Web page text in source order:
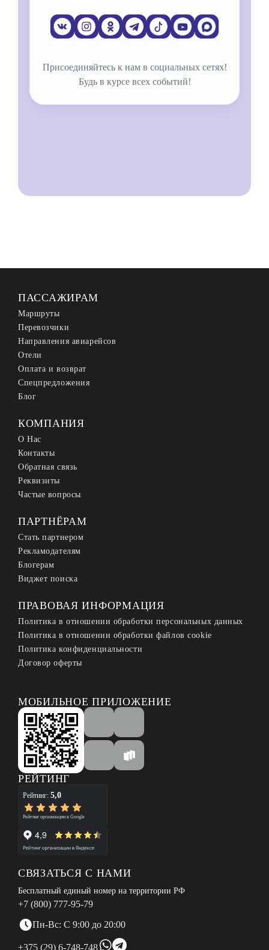
Присоединяйтесь к нам в социальных сетях!
Будь в курсе всех событий!
ПАССАЖИРАМ
Маршруты
Перевозчики
Направления авиарейсов
Отели
Оплата и возврат
Спецпредложения
Блог
КОМПАНИЯ
О Нас
Контакты
Обратная связь
Реквизиты
Частые вопросы
ПАРТНЁРАМ
Стать партнером
Рекламодателям
Блогерам
Виджет поиска
ПРАВОВАЯ ИНФОРМАЦИЯ
Политика в отношении обработки персональных данных
Политика в отношении обработки файлов cookie
Политика конфиденциальности
Договор оферты
МОБИЛЬНОЕ ПРИЛОЖЕНИЕ
РЕЙТИНГ
Рейтинг: 5,0
Рейтинг организации в Google
СВЯЗАТЬСЯ С НАМИ
Бесплатный единый номер на территории РФ
+7 (800) 777-95-79
Пн-Вс: С 9:00 до 20:00
+375 (29) 6-748-748